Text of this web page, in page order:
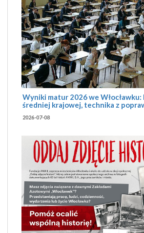
Wyniki matur 2026 we
średniej krajowej, technika z
2026-07-08